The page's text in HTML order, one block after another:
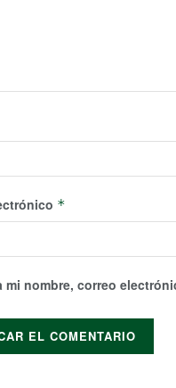
*
mi nombre, correo